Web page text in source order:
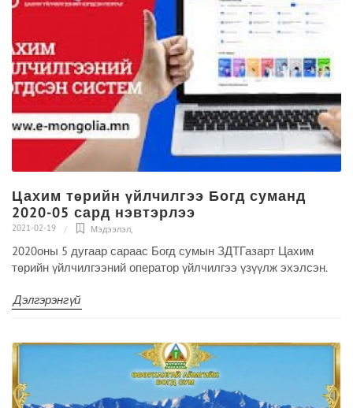
Цахим төрийн үйлчилгээ Богд суманд
2020-05 сард нэвтэрлээ
2021-02-19 Мэдээлэл,
2020оны 5 дугаар сараас Богд сумын ЗДТГазарт Цахим
төрийн үйлчилгээний оператор үйлчилгээ үзүүлж эхэлсэн.
Дэлгэрэнгүй